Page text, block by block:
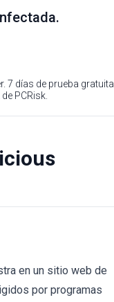
7 días de prueba gratuita
PCRisk.
en un sitio web de
por programas